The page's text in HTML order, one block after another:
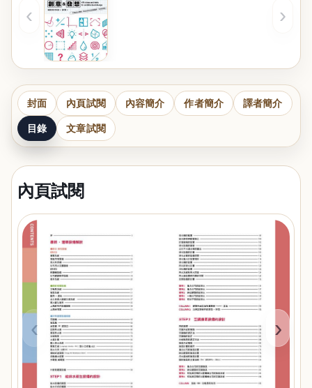
‹ ›
封面 內頁試閱 內容簡介 作者簡介 譯者簡介
目錄 文章試閱
內頁試閱
‹ ›